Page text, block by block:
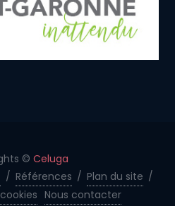
© Celuga
/ Références / Plan du site /
Nous contacter